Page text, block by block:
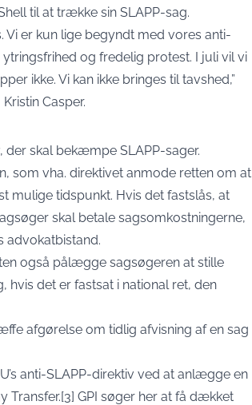
til at trække sin SLAPP-sag.
Vi er kun lige begyndt med vores anti-
og fredelig protest. I juli vil vi
ikke. Vi kan ikke bringes til tavshed,”
Casper.
der skal bekæmpe SLAPP-sager.
som vha. direktivet anmode retten om at
mulige tidspunkt. Hvis det fastslås, at
skal betale sagsomkostningerne,
advokatbistand.
også pålægge sagsøgeren at stille
hvis det er fastsat i national ret, den
afgørelse om tidlig afvisning af en sag
anti-SLAPP-direktiv ved at anlægge en
GPI søger her at få dækket